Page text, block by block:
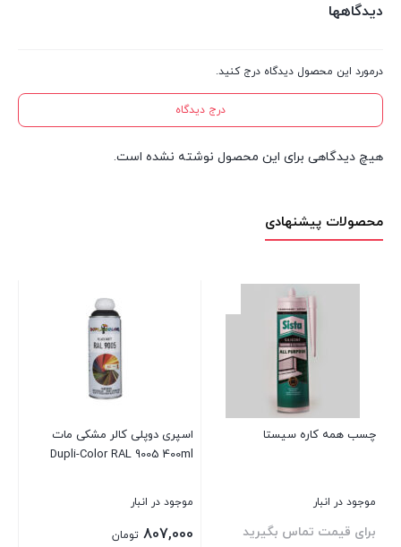
دیدگاهها
درمورد این محصول دیدگاه درج کنید.
درج دیدگاه
هیچ دیدگاهی برای این محصول نوشته نشده است.
محصولات پیشنهادی
چسب همه کاره سیستا
موجود در انبار
برای قیمت تماس بگیرید
اسپری دوپلی کالر مشکی مات
Dupli-Color RAL 9005 400ml
موجود در انبار
807,000 تومان